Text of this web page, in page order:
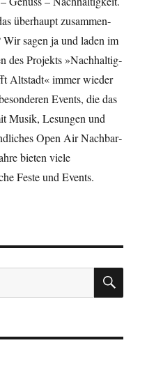
überhaupt zusammen­
Wir sagen ja und laden im
des Projekts »Nach­haltig­
Altstadt« immer wieder
Events, die das
Musik, Lesungen und
Open Air Nachbar­
bieten viele
Feste und Events.